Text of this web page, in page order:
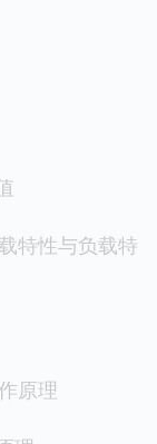
特性与负载特
原理